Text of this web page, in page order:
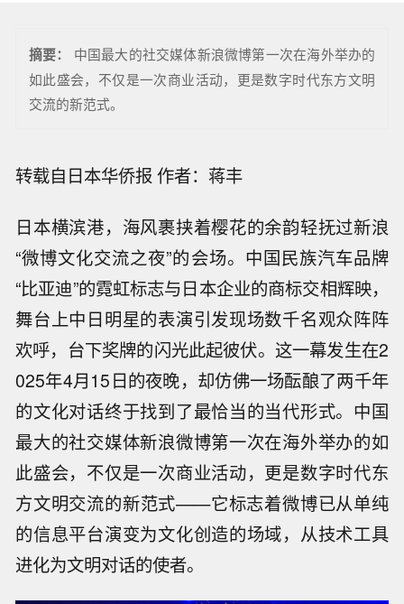
摘要：
中国最大的社交媒体新浪微博第一次在海外举办的
如此盛会，不仅是一次商业活动，更是数字时代东方文明
交流的新范式。
转载自日本华侨报 作者：蒋丰
日本横滨港，海风裹挟着樱花的余韵轻抚过新浪
“微博文化交流之夜”的会场。中国民族汽车品牌
“比亚迪”的霓虹标志与日本企业的商标交相辉映，
舞台上中日明星的表演引发现场数千名观众阵阵
欢呼，台下奖牌的闪光此起彼伏。这一幕发生在2
025年4月15日的夜晚，却仿佛一场酝酿了两千年
的文化对话终于找到了最恰当的当代形式。中国
最大的社交媒体新浪微博第一次在海外举办的如
此盛会，不仅是一次商业活动，更是数字时代东
方文明交流的新范式——它标志着微博已从单纯
的信息平台演变为文化创造的场域，从技术工具
进化为文明对话的使者。